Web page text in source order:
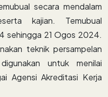
secara mendalam
kajian. Temubual
sehingga 21 Ogos 2024.
teknik persampelan
untuk menilai
Agensi Akreditasi Kerja